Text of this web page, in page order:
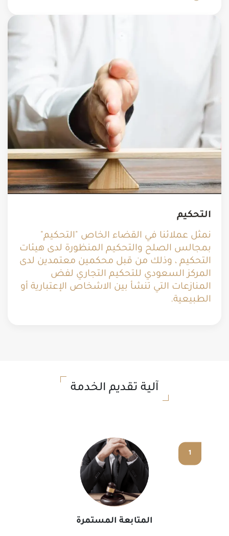
التحكيم
نمثل عملائنا في القضاء الخاص "التحكيم"
بمجالس الصلح والتحكيم المنظورة لدى هيئات
التحكيم ، وذلك من قبل محكمين معتمدين لدى
المركز السعودي للتحكيم التجاري لفض
المنازعات التي تنشأ بين الاشخاص الإعتبارية أو
الطبيعية.
آلية تقديم الخدمة
1
المتابعة المستمرة